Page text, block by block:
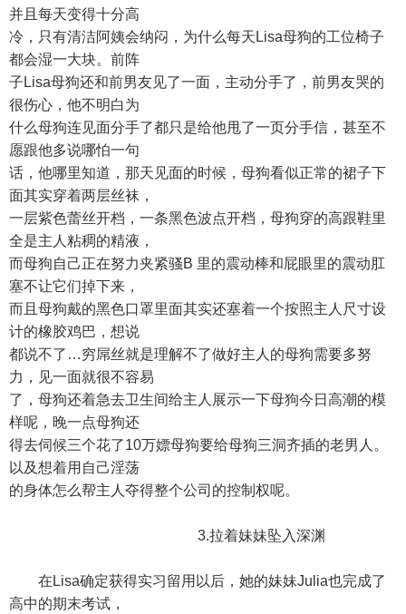
并且每天变得十分高
冷，只有清洁阿姨会纳闷，为什么每天Lisa母狗的工位椅子
都会湿一大块。前阵
子Lisa母狗还和前男友见了一面，主动分手了，前男友哭的
很伤心，他不明白为
什么母狗连见面分手了都只是给他甩了一页分手信，甚至不
愿跟他多说哪怕一句
话，他哪里知道，那天见面的时候，母狗看似正常的裙子下
面其实穿着两层丝袜，
一层紫色蕾丝开档，一条黑色波点开档，母狗穿的高跟鞋里
全是主人粘稠的精液，
而母狗自己正在努力夹紧骚B 里的震动棒和屁眼里的震动肛
塞不让它们掉下来，
而且母狗戴的黑色口罩里面其实还塞着一个按照主人尺寸设
计的橡胶鸡巴，想说
都说不了…穷屌丝就是理解不了做好主人的母狗需要多努
力，见一面就很不容易
了，母狗还着急去卫生间给主人展示一下母狗今日高潮的模
样呢，晚一点母狗还
得去伺候三个花了10万嫖母狗要给母狗三洞齐插的老男人。
以及想着用自己淫荡
的身体怎么帮主人夺得整个公司的控制权呢。
3.拉着妹妹坠入深渊
在Lisa确定获得实习留用以后，她的妹妹Julia也完成了
高中的期末考试，